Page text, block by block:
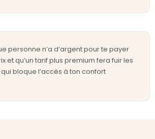
personne n’a d’argent pour te payer
et qu’un tarif plus premium fera fuir les
bloque l’accès à ton confort